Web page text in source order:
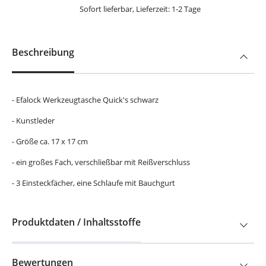
Sofort lieferbar, Lieferzeit: 1-2 Tage
Beschreibung
- Efalock Werkzeugtasche Quick's schwarz
- Kunstleder
- Größe ca. 17 x 17 cm
- ein großes Fach, verschließbar mit Reißverschluss
- 3 Einsteckfächer, eine Schlaufe mit Bauchgurt
Produktdaten / Inhaltsstoffe
Bewertungen